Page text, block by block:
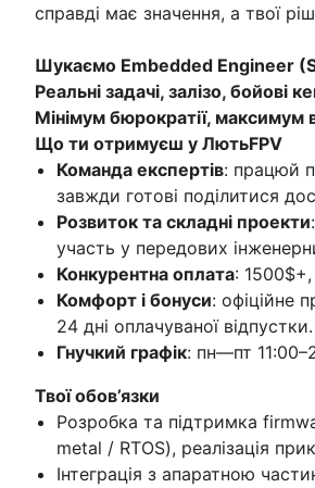
справді має значення, а твої
Шукаємо Embedded Engineer
Реальні задачі, залізо, бойові
Мінімум бюрократії, максимум
Що ти отримуєш у ЛютьFPV
Команда експертів: працюй
завжди готові поділитися
Розвиток та складні проекти
участь у передових
Конкурентна оплата: 1500$+,
Комфорт і бонуси: офіційне
24 дні оплачуваної відпустки.
Гнучкий графік: пн—пт
Твої обов’язки
Розробка та підтримка
metal / RTOS), реалізація
Інтеграція з апаратною